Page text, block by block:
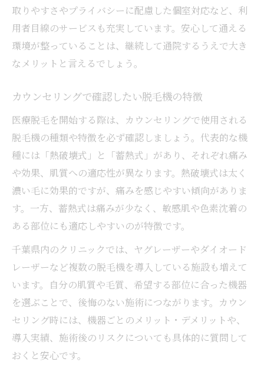
取りやすさやプライバシーに配慮した個室対応など、利
用者目線のサービスも充実しています。安心して通える
環境が整っていることは、継続して通院するうえで大き
なメリットと言えるでしょう。
カウンセリングで確認したい脱毛機の特徴
医療脱毛を開始する際は、カウンセリングで使用される
脱毛機の種類や特徴を必ず確認しましょう。代表的な機
種には「熱破壊式」と「蓄熱式」があり、それぞれ痛み
や効果、肌質への適応性が異なります。熱破壊式は太く
濃い毛に効果的ですが、痛みを感じやすい傾向がありま
す。一方、蓄熱式は痛みが少なく、敏感肌や色素沈着の
ある部位にも適応しやすいのが特徴です。
千葉県内のクリニックでは、ヤグレーザーやダイオード
レーザーなど複数の脱毛機を導入している施設も増えて
います。自分の肌質や毛質、希望する部位に合った機器
を選ぶことで、後悔のない施術につながります。カウン
セリング時には、機器ごとのメリット・デメリットや、
導入実績、施術後のリスクについても具体的に質問して
おくと安心です。